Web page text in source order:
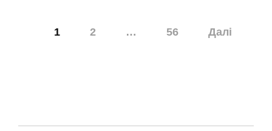
1 2 … 56 Далі